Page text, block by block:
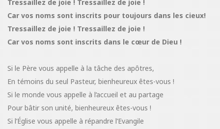
Tressaillez de joie ! Tressaillez de joie !
Car vos noms sont inscrits pour toujours dans les cieux!
Tressaillez de joie ! Tressaillez de joie !
Car vos noms sont inscrits dans le cœur de Dieu !
Si le Père vous appelle à la tâche des apôtres,
En témoins du seul Pasteur, bienheureux êtes-vous !
Si le monde vous appelle à l’accueil et au partage
Pour bâtir son unité, bienheureux êtes-vous !
Si l’Église vous appelle à répandre l’Evangile